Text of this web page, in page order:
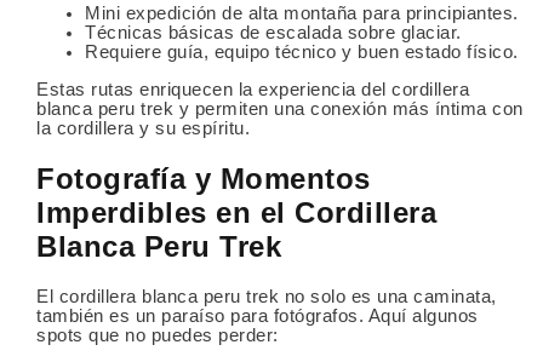
Mini expedición de alta montaña para principiantes.
Técnicas básicas de escalada sobre glaciar.
Requiere guía, equipo técnico y buen estado físico.
Estas rutas enriquecen la experiencia del cordillera
blanca peru trek y permiten una conexión más íntima con
la cordillera y su espíritu.
Fotografía y Momentos
Imperdibles en el Cordillera
Blanca Peru Trek
El cordillera blanca peru trek no solo es una caminata,
también es un paraíso para fotógrafos. Aquí algunos
spots que no puedes perder: